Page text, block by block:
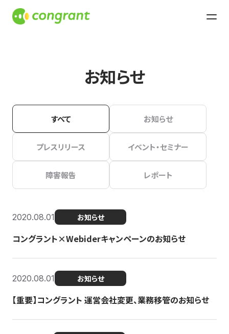
お知らせ
すべて お知らせ
プレスリリース イベント・セミナー
障害報告 レポート
2020.08.01 お知らせ
コングラント×Webiderキャンペーンのお知らせ
2020.08.01 お知らせ
【重要】コングラント 運営会社変更、業務移管のお知らせ